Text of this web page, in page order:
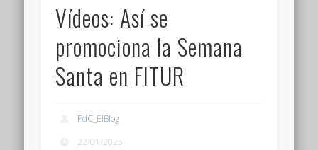
Vídeos: Así se
promociona la Semana
Santa en FITUR
PdC_ElBlog
22/01/2025